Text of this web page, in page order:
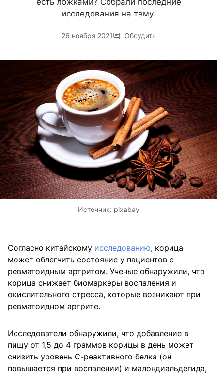
есть ложками? Собрали последние
исследования на тему.
26 ноября 2021 Обсудить
Источник: pixabay
Согласно китайскому исследованию, корица
может облегчить состояние у пациентов с
ревматоидным артритом. Ученые обнаружили, что
корица снижает биомаркеры воспаления и
окислительного стресса, которые возникают при
ревматоидном артрите.
Исследователи обнаружили, что добавление в
пищу от 1,5 до 4 граммов корицы в день может
снизить уровень С-реактивного белка (он
повышается при воспалении) и малондиальдегида,